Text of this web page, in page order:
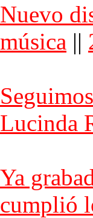
Nuevo
música ||
Lucinda
Ya
cumplió